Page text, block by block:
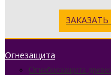
Огнезащита
Огнебиозащита